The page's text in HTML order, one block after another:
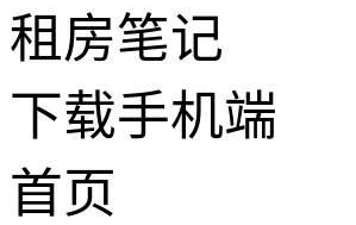
租房笔记
下载手机端
首页